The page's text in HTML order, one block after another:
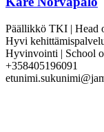
Päällikkö TKI | Head
Hyvi
Hyvinvointi | School
+358405196091